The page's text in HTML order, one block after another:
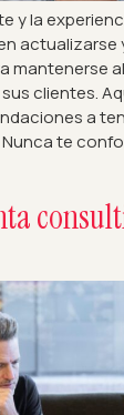
y la
actualizarse
mantenerse
clientes.
a
te